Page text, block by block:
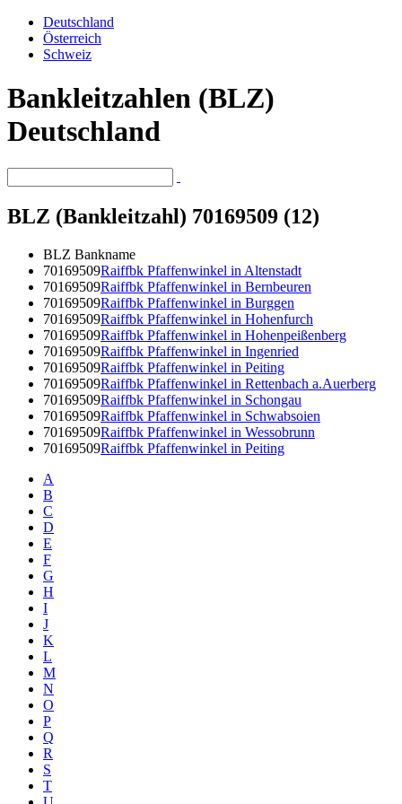
Deutschland
Österreich
Schweiz
Bankleitzahlen (BLZ)
Deutschland
BLZ (Bankleitzahl) 70169509 (12)
BLZ Bankname
70169509Raiffbk Pfaffenwinkel in Altenstadt
70169509Raiffbk Pfaffenwinkel in Bernbeuren
70169509Raiffbk Pfaffenwinkel in Burggen
70169509Raiffbk Pfaffenwinkel in Hohenfurch
70169509Raiffbk Pfaffenwinkel in Hohenpeißenberg
70169509Raiffbk Pfaffenwinkel in Ingenried
70169509Raiffbk Pfaffenwinkel in Peiting
70169509Raiffbk Pfaffenwinkel in Rettenbach a.Auerberg
70169509Raiffbk Pfaffenwinkel in Schongau
70169509Raiffbk Pfaffenwinkel in Schwabsoien
70169509Raiffbk Pfaffenwinkel in Wessobrunn
70169509Raiffbk Pfaffenwinkel in Peiting
A
B
C
D
E
F
G
H
I
J
K
L
M
N
O
P
Q
R
S
T